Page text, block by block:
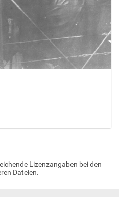
Lizenzangaben bei den
Dateien.